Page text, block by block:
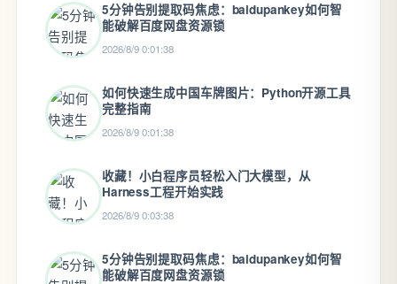
5分钟告别提取码焦虑：baidupankey如何智
能破解百度网盘资源锁
2026/8/9 0:01:38
如何快速生成中国车牌图片：Python开源工具
完整指南
2026/8/9 0:01:38
收藏！小白程序员轻松入门大模型，从
Harness工程开始实践
2026/8/9 0:03:38
5分钟告别提取码焦虑：baidupankey如何智
能破解百度网盘资源锁